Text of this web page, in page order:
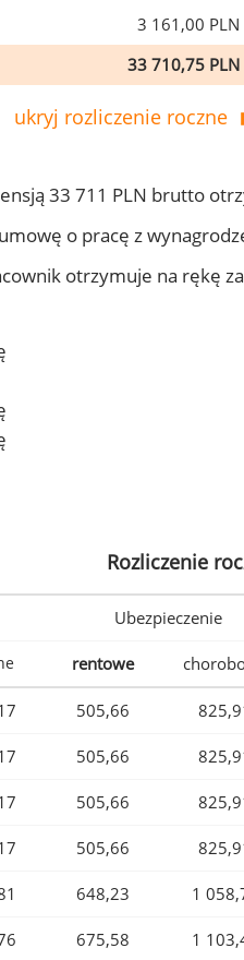
3 161,00 PLN
33 710,75 PLN
ukryj rozliczenie roczne
33 711 PLN brutto
o pracę z
otrzymuje na rękę
Rozliczenie
Ubezpieczenie
rentowe
505,66
505,66
505,66
505,66
648,23 1
675,58 1